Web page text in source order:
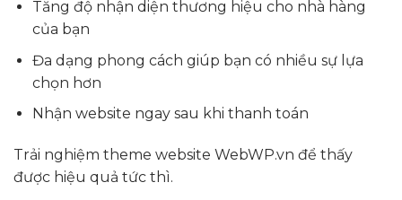
Tăng độ nhận diện thương hiệu cho nhà hàng
của bạn
Đa dạng phong cách giúp bạn có nhiều sự lựa
chọn hơn
Nhận website ngay sau khi thanh toán
Trải nghiệm theme website WebWP.vn để thấy
được hiệu quả tức thì.